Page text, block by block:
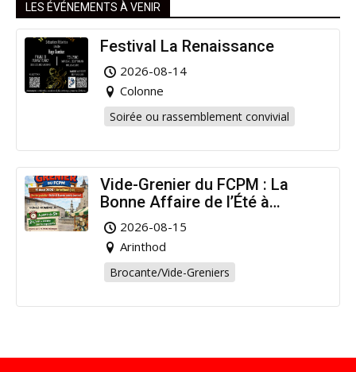
LES ÉVÉNEMENTS À VENIR
Festival La Renaissance
2026-08-14
Colonne
Soirée ou rassemblement convivial
Vide-Grenier du FCPM : La
Bonne Affaire de l’Été à
Arinthod !
2026-08-15
Arinthod
Brocante/Vide-Greniers